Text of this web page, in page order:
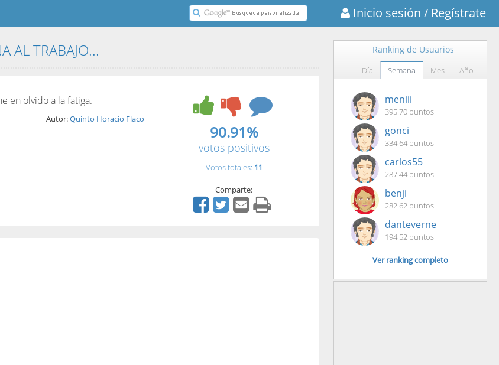
Inicio sesión / Regístrate
AL TRABAJO...
en olvido a la fatiga.
Autor:Quinto Horacio Flaco
90.91%
votos positivos
Votos totales: 11
Comparte:
Ranking de Usuarios
Día Semana Mes Año
meniii
395.70 puntos
gonci
334.64 puntos
carlos55
287.44 puntos
benji
282.62 puntos
danteverne
194.52 puntos
Ver ranking completo